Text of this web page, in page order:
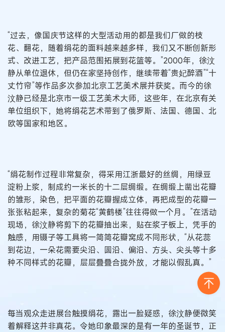
“过去，像国庆节这样的大型活动用的都是我们厂做的枝
花、翻花，随着绢花的面料越来越多样，我们又不断创新形
式、改进工艺，把产品范围拓展到花篮等。”2000年，徐汶
静从单位退休，但仍在家坚持创作，继续带着“贵妃醉酒”“十
丈竹帘”等作品多次参加北京工艺美术展并获奖。而今的徐
汶静已经是北京市一级工艺美术大师，这些年，在北京有关
单位组织下，她将绢花艺术带到了俄罗斯、法国、德国、北
欧等国家和地区。
“绢花制作过程非常复杂，得采用江浙最好的丝绸，用绿豆
淀粉上浆，制成约一米长的十二层绸缎。在绸缎上凿出花瓣
的雏形，染色，把平面的花瓣握成立体，再把成型的花瓣一
张张粘起来，复杂的菊花“黄鹤楼”往往得做一个月。”在活动
现场，徐汶静将剪下的花瓣抽出来，贴在浆子板上，凭手的
触感，用镊子等工具将一简简花瓣窝成不同形状，“从花蕊
到花边，一朵花需要尖沿、圆沿、偏沿、方头、尖头等十多
种不同样式的花瓣，层层叠叠合拢外放，才能以假乱真。”
每当观众走进展台触摸绢花，露出一脸疑惑，徐汶静便微笑
着解释这并非真花。令她印象最深的是有一年的圣诞节，正